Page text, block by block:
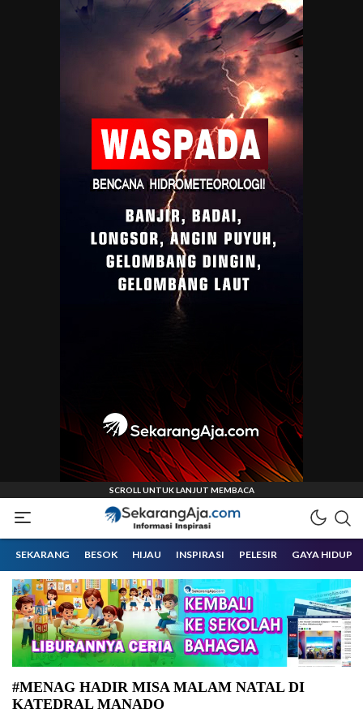
Sekarangaja
Informasi Inspirasi Malang Raya
SEKARANG BESOK HIJAU INSPIRASI PELESIR GAYA HIDUP
#MENAG HADIR MISA MALAM NATAL DI
KATEDRAL MANADO